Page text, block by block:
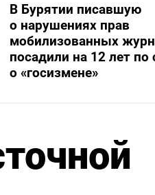
В Бурятии писавшую
о нарушениях прав
мобилизованных
посадили на 12 лет по
о «госизмене»